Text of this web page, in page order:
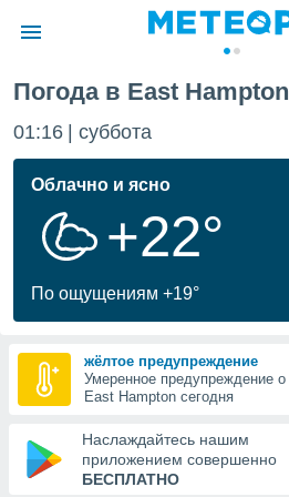
о
Вы можете
к этому
доступ
Погода в East
01:16 суббота
Облачно и ясно
+22°
По ощущениям +19°
жёлтое предупреждение
Умеренное предупреждение
East Hampton сегодня
Наслаждайтесь нашим
приложением совершенно
БЕСПЛАТНО